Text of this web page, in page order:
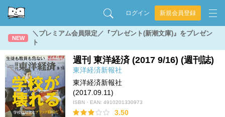
ログイン 新規会員登録
NEW
＼プレミアム会員限定／『プレゼント(新潮文庫)』をプレゼン
ト
週刊 東洋経済 (2017 9/16) (週刊誌)
東洋経済新報社
東洋経済新報社
(2017.09.11)
ISBN・EAN: 4910201330973
3.50